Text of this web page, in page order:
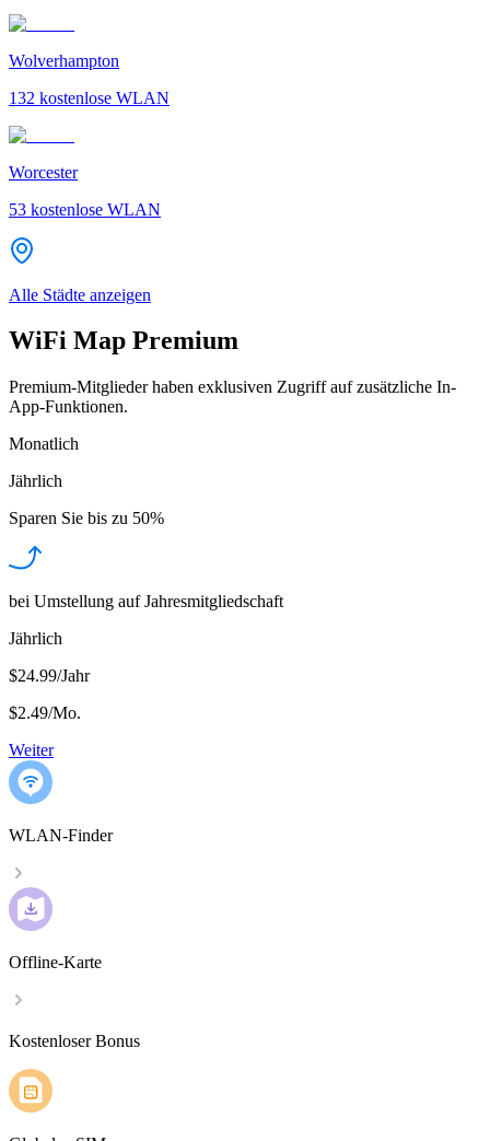
Wolverhampton
132 kostenlose WLAN
Worcester
53 kostenlose WLAN
Alle Städte anzeigen
WiFi Map Premium
Premium-Mitglieder haben exklusiven Zugriff auf zusätzliche In-
App-Funktionen.
Monatlich
Jährlich
Sparen Sie bis zu 50%
bei Umstellung auf Jahresmitgliedschaft
Jährlich
$24.99/Jahr
$2.49/Mo.
Weiter
WLAN-Finder
Offline-Karte
Kostenloser Bonus